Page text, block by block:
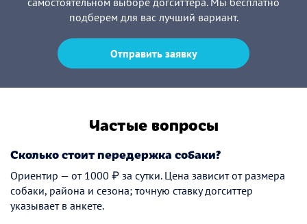
подберем для вас лучший вариант.
Отправить заявку
Частые вопросы
Сколько стоит передержка собаки?
Ориентир — от 1000 ₽ за сутки. Цена зависит от размера
собаки, района и сезона; точную ставку догситтер
указывает в анкете.